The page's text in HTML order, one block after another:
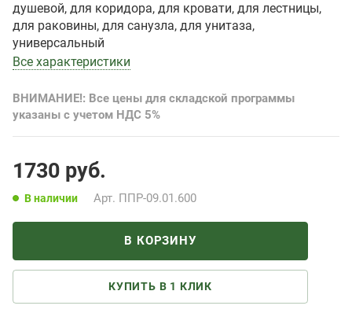
душевой, для коридора, для кровати, для лестницы,
для раковины, для санузла, для унитаза,
универсальный
Все характеристики
ВНИМАНИЕ!: Все цены для складской программы
указаны с учетом НДС 5%
1730 руб.
В наличии Арт. ППР-09.01.600
В КОРЗИНУ
КУПИТЬ В 1 КЛИК